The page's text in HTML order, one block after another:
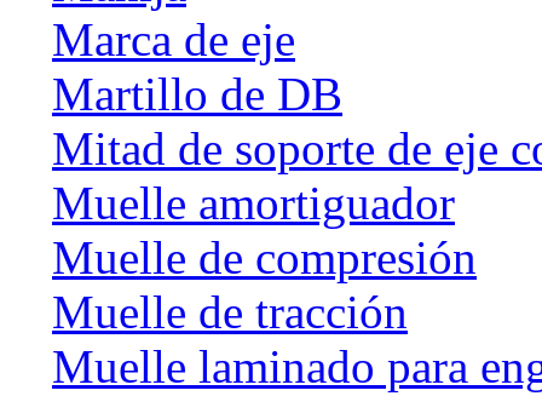
Marca de eje
Martillo de DB
Mitad de soporte de eje
Muelle amortiguador
Muelle de compresión
Muelle de tracción
Muelle laminado para